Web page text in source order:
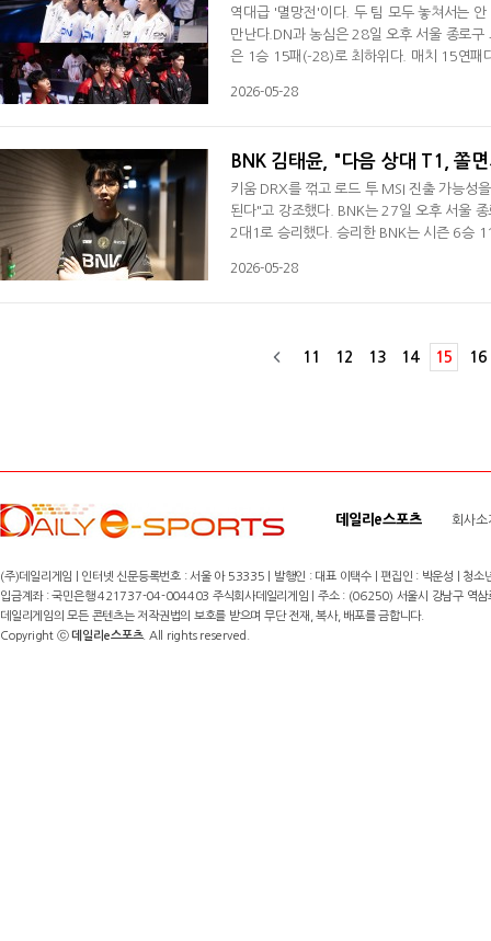
역대급 '멸망전'이다. 두 팀 모두 놓쳐서는
만난다.DN과 농심은 28일 오후 서울 종로
은 1승 15패(-28)로 최하위다. 매치 15연패
록했는데 2022년 8월 15일 악시즈를 잡아
2026-05-28
BNK 김태윤, "다음 상대 T1, 쫄
키움 DRX를 꺾고 로드 투 MSI 진출 가능성
된다"고 강조했다. BNK는 27일 오후 서울
2대1로 승리했다. 승리한 BNK는 시즌 6승
로 결정됐다.김태윤은 경기 후 인터뷰서 "3
2026-05-28
11 12 13 14 15 16
데일리e스포츠 회사소
(주)데일리게임 | 인터넷 신문등록번호 : 서울 아 53335 | 발행인 : 대표 이택수 | 편집인 : 박운성 |
입금계좌 : 국민은행 421737-04-004403 주식회사데일리게임 | 주소 : (06250) 서울시 강남구
데일리게임의 모든 콘텐츠는 저작권법의 보호를 받으며 무단 전재, 복사, 배포를 금합니다.
Copyright ⓒ데일리e스포츠. All rights reserved.